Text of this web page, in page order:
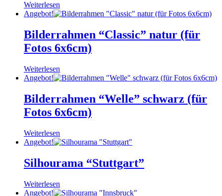
Weiterlesen
Angebot!
Bilderrahmen “Classic” natur (für
Fotos 6x6cm)
Weiterlesen
Angebot!
Bilderrahmen “Welle” schwarz (für
Fotos 6x6cm)
Weiterlesen
Angebot!
Silhourama “Stuttgart”
Weiterlesen
Angebot!